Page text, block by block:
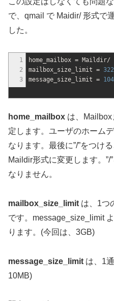
で、qmail で Maidir/ 形式で
した。
1
2
3
home_mailbox = Maildir/
mailbox_size_limit =
message_size_limit =
home_mailbox は、
定します。ユーザのホーム
なります。最後に”/”をつけ
Maildir形式に変更します。
なりません。
mailbox_size_limit は、1つ
です。message_size_limit
ります。(今回は、3GB)
message_size_limit は、1
10MB)